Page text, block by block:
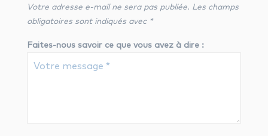
Votre adresse e-mail ne sera pas publiée. Les champs
obligatoires sont indiqués avec *
Faites-nous savoir ce que vous avez à dire :